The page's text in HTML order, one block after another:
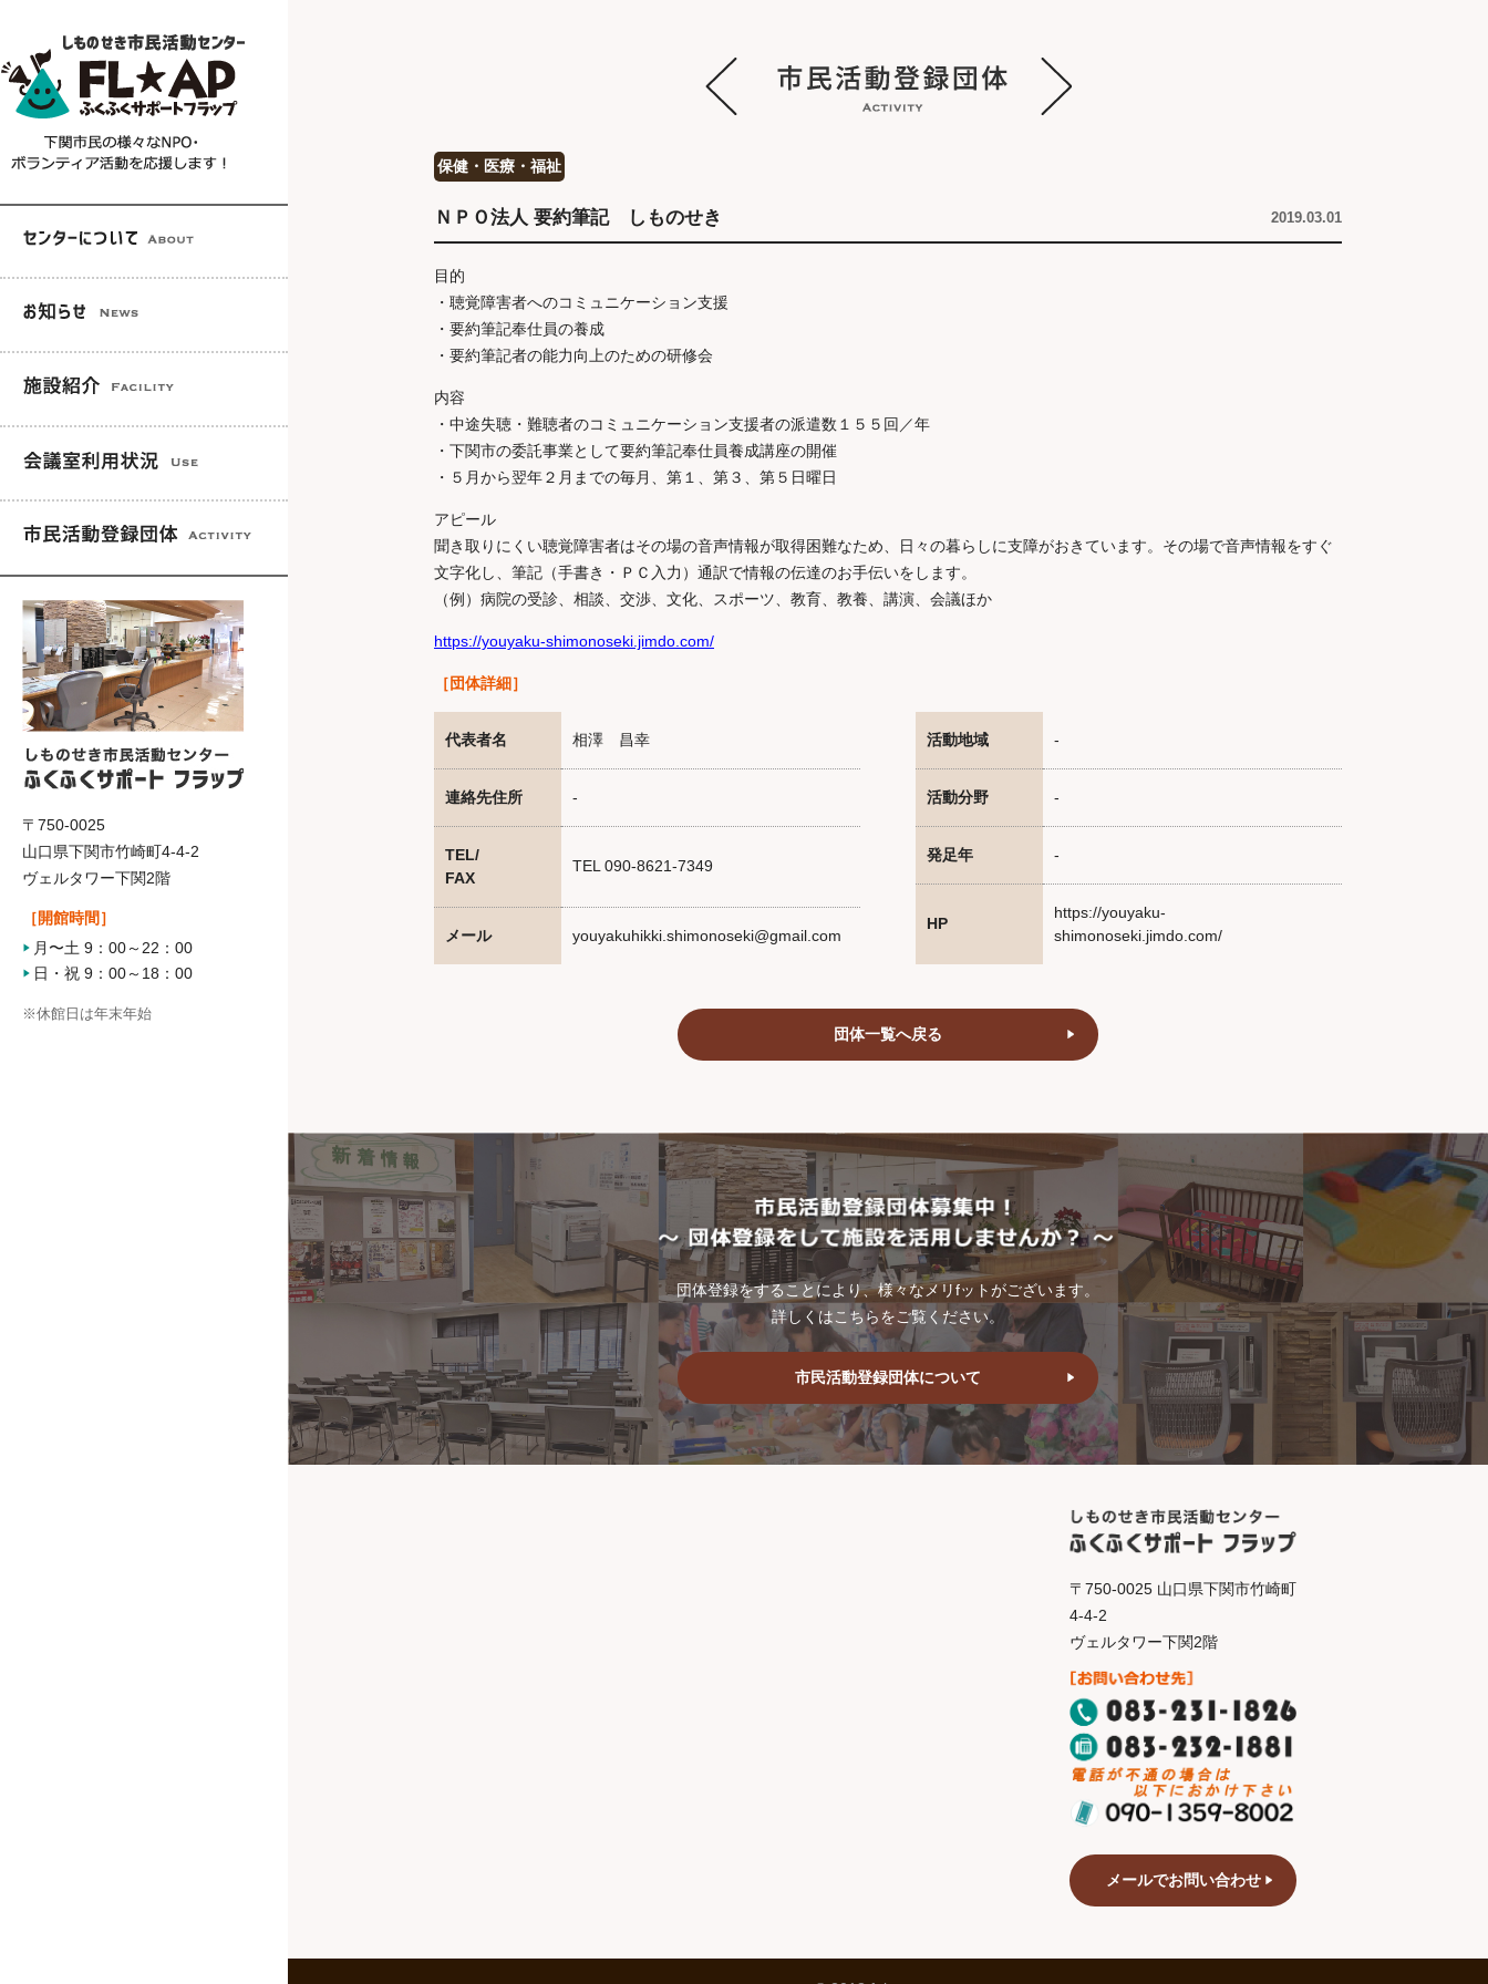
〒750-0025
山口県下関市竹崎町4-4-2
ヴェルタワー下関2階
［開館時間］
月〜土 9：00～22：00
日・祝 9：00～18：00
※休館日は年末年始
保健・医療・福祉
ＮＰＯ法人 要約筆記 しものせき 2019.03.01
目的
・聴覚障害者へのコミュニケーション支援
・要約筆記奉仕員の養成
・要約筆記者の能力向上のための研修会
内容
・中途失聴・難聴者のコミュニケーション支援者の派遣数１５５回／年
・下関市の委託事業として要約筆記奉仕員養成講座の開催
・５月から翌年２月までの毎月、第１、第３、第５日曜日
アピール
聞き取りにくい聴覚障害者はその場の音声情報が取得困難なため、日々の暮らしに支障がおきています。その場で音声情報をすぐ
文字化し、筆記（手書き・ＰＣ入力）通訳で情報の伝達のお手伝いをします。
（例）病院の受診、相談、交渉、文化、スポーツ、教育、教養、講演、会議ほか
https://youyaku-shimonoseki.jimdo.com/
［団体詳細］
代表者名 相澤 昌幸
連絡先住所 -
TEL/
FAX
TEL 090-8621-7349
メール youyakuhikki.shimonoseki@gmail.com
活動地域 -
活動分野 -
発足年 -
HP
https://youyaku-
shimonoseki.jimdo.com/
団体一覧へ戻る
団体登録をすることにより、様々なメリfットがございます。
詳しくはこちらをご覧ください。
市民活動登録団体について
〒750-0025 山口県下関市竹崎町
4-4-2
ヴェルタワー下関2階
メールでお問い合わせ